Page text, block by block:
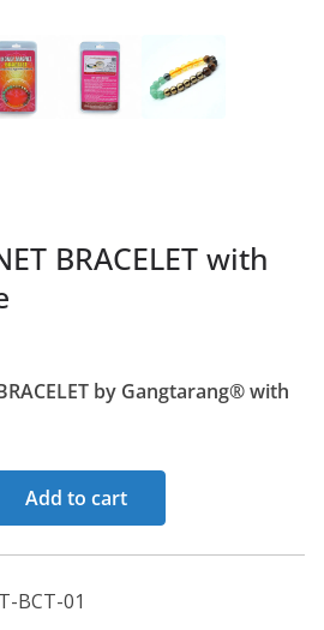
BRACELET with
by Gangtarang® with
Add to cart
BCT-01